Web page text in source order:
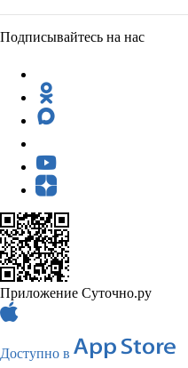
Подписывайтесь на нас
Приложение Суточно.ру
Доступно в